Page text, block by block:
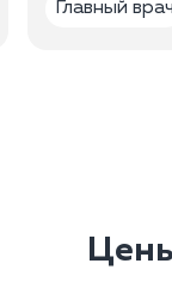
Главный врач